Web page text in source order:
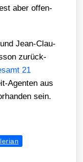
aber offen­
Jean-Clau­
zurück­
21
Agen­ten aus
sein.